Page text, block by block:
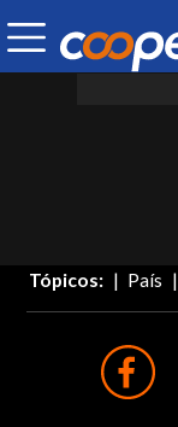
Tópicos: País